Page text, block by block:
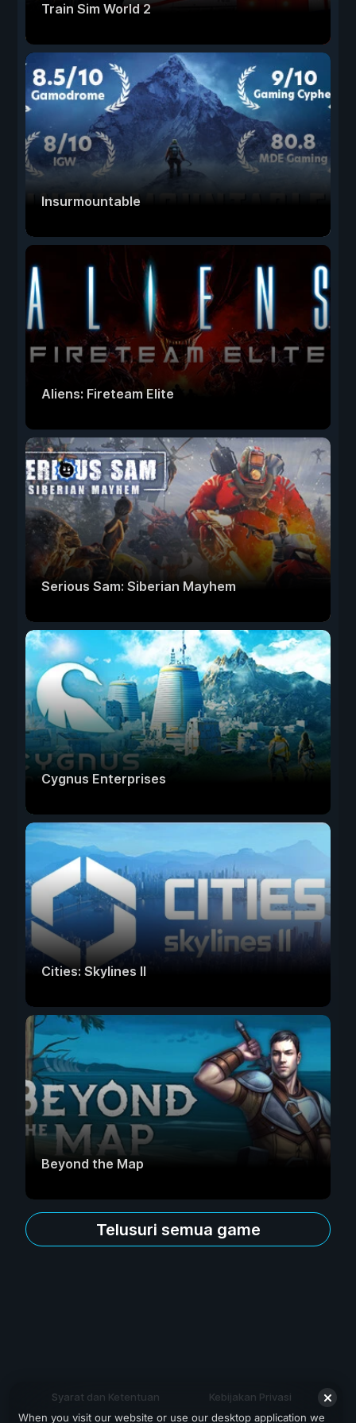
Train Sim World 2
Insurmountable
Aliens: Fireteam Elite
Serious Sam: Siberian Mayhem
Cygnus Enterprises
Cities: Skylines II
Beyond the Map
Telusuri semua game
Syarat dan Ketentuan Kebijakan Privasi
When you visit our website or use our desktop application we